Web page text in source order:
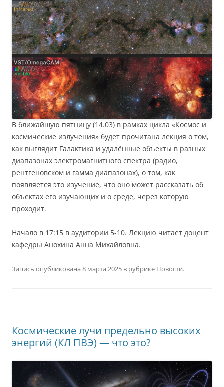
В ближайшую пятницу (14.03) в рамках цикла «Космос и
космические излучения» будет прочитана лекция о том,
как выглядит Галактика и удалённые объекты в разных
диапазонах электромагнитного спектра (радио,
рентгеновском и гамма диапазонах), о том, как
появляется это изучение, что оно может рассказать об
объектах его изучающих и о среде, через которую
проходит.
Начало в 17:15 в аудитории 5-10. Лекцию читает доцент
кафедры Анохина Анна Михайловна.
Запись опубликована 8 марта 2025 в рубрике Новости.
Космические лучи предельно высоких
энергий (КЛ ПВЭ) — что это?